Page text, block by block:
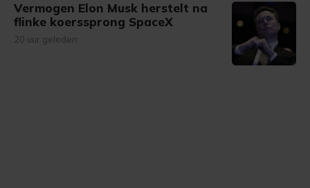
Vermogen Elon Musk herstelt na
flinke koerssprong SpaceX
20 uur geleden